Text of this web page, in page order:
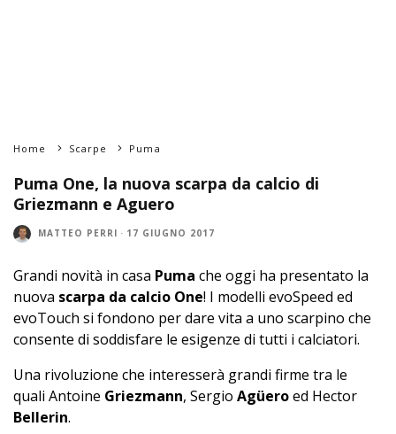
Home Scarpe Puma
Puma One, la nuova scarpa da calcio di
Griezmann e Aguero
MATTEO PERRI · 17 GIUGNO 2017
Grandi novità in casa Puma che oggi ha presentato la
nuova scarpa da calcio One! I modelli evoSpeed ed
evoTouch si fondono per dare vita a uno scarpino che
consente di soddisfare le esigenze di tutti i calciatori.
Una rivoluzione che interesserà grandi firme tra le
quali Antoine Griezmann, Sergio Agüeroed Hector
Bellerin.